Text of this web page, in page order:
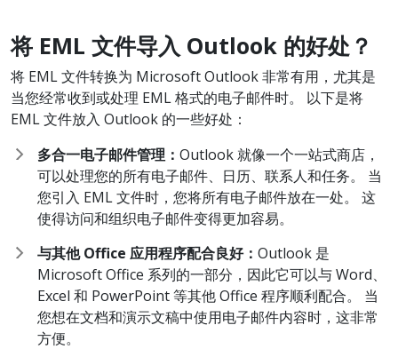
将 EML 文件导入 Outlook 的好处？
将 EML 文件转换为 Microsoft Outlook 非常有用，尤其是
当您经常收到或处理 EML 格式的电子邮件时。 以下是将
EML 文件放入 Outlook 的一些好处：
多合一电子邮件管理： Outlook 就像一个一站式商店，
可以处理您的所有电子邮件、日历、联系人和任务。 当
您引入 EML 文件时，您将所有电子邮件放在一处。 这
使得访问和组织电子邮件变得更加容易。
与其他 Office 应用程序配合良好： Outlook 是
Microsoft Office 系列的一部分，因此它可以与 Word、
Excel 和 PowerPoint 等其他 Office 程序顺利配合。 当
您想在文档和演示文稿中使用电子邮件内容时，这非常
方便。